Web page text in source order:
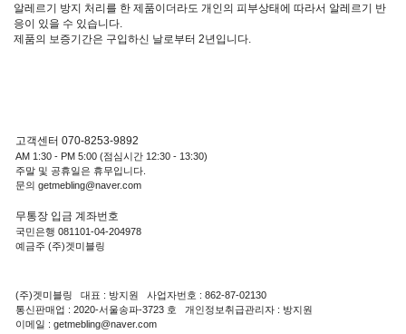
알레르기 방지 처리를 한 제품이더라도 개인의 피부상태에 따라서 알레르기 반
응이 있을 수 있습니다.
제품의 보증기간은 구입하신 날로부터 2년입니다.
고객센터 070-8253-9892
AM 1:30 - PM 5:00 (점심시간 12:30 - 13:30)
주말 및 공휴일은 휴무입니다.
문의 getmebling@naver.com
무통장 입금 계좌번호
국민은행 081101-04-204978
예금주 (주)겟미블링
(주)겟미블링 대표 : 방지원 사업자번호 : 862-87-02130
통신판매업 : 2020-서울송파-3723 호 개인정보취급관리자 : 방지원
이메일 : getmebling@naver.com